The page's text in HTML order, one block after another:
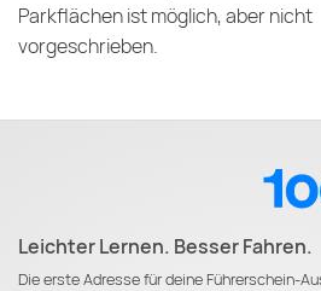
Parkflächen ist möglich, aber nicht
vorgeschrieben.
Leichter Lernen. Besser Fahren.
Die erste Adresse für deine Führerschein-